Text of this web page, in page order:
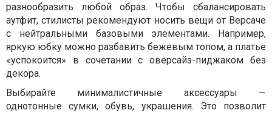
разнообразить любой образ. Чтобы сбалансировать
аутфит, стилисты рекомендуют носить вещи от Версаче
с нейтральными базовыми элементами. Например,
яркую юбку можно разбавить бежевым топом, а платье
«успокоится» в сочетании с оверсайз-пиджаком без
декора.
Выбирайте минималистичные аксессуары —
однотонные сумки, обувь, украшения. Это позволит